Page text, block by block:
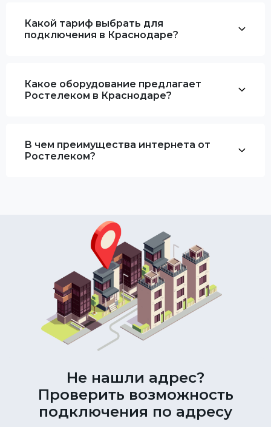
Какой тариф выбрать для
подключения в Краснодаре?
Какое оборудование предлагает
Ростелеком в Краснодаре?
В чем преимущества интернета от
Ростелеком?
Не нашли адрес?
Проверить возможность
подключения по адресу